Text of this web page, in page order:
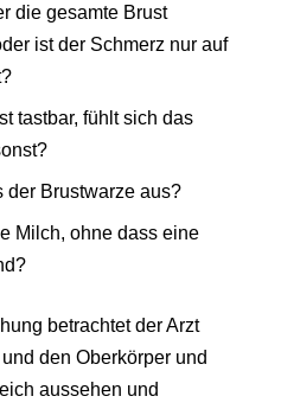
die gesamte Brust
ist der Schmerz nur auf
tastbar, fühlt sich das
der Brustwarze aus?
Milch, ohne dass eine
betrachtet der Arzt
den Oberkörper und
aussehen und